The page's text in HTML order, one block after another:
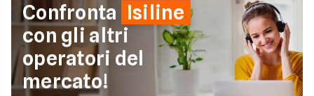
Confronta Isiline
con gli altri
operatori del
mercato!